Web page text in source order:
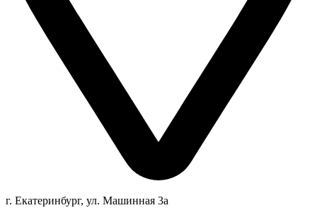
г. Екатеринбург, ул. Машинная 3а